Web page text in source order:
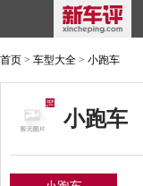
首页 > 车型大全 > 小跑车
小跑车